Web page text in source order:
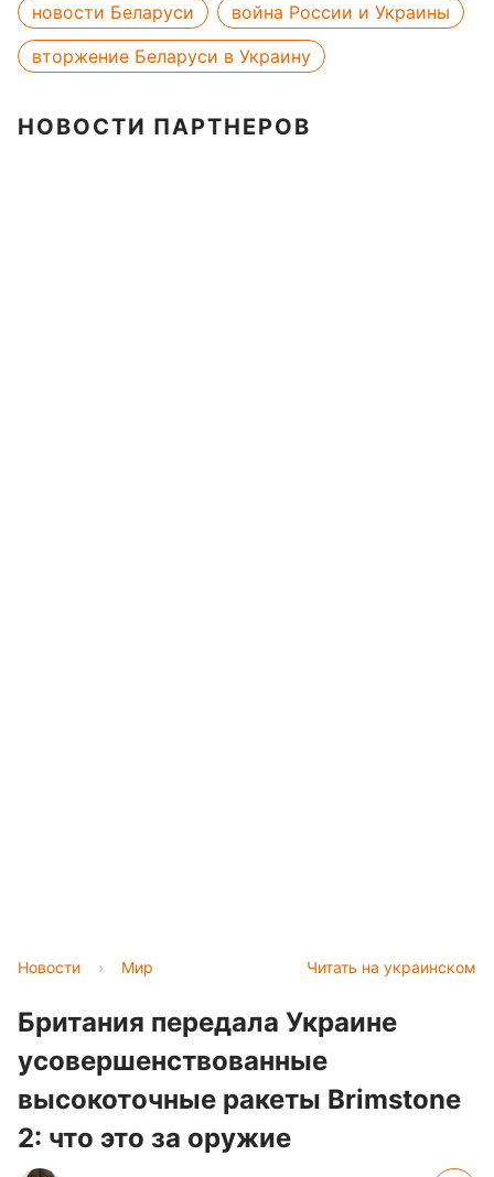
новости Беларуси
война России и Украины
вторжение Беларуси в Украину
НОВОСТИ ПАРТНЕРОВ
Читать на украинском
Новости › Мир
Британия передала Украине
усовершенствованные
высокоточные ракеты Brimstone
2: что это за оружие